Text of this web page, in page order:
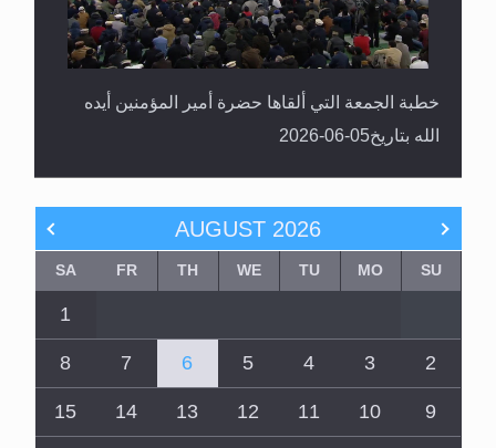
خطبة الجمعة التي ألقاها حضرة أمير المؤمنين أيده
الله بتاريخ05-06-2026
AUGUST 2026
SU
MO
TU
WE
TH
FR
SA
1
2
3
4
5
6
7
8
9
10
11
12
13
14
15